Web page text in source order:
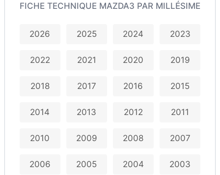
FICHE TECHNIQUE MAZDA3 PAR MILLÉSIME
2026 2025 2024 2023
2022 2021 2020 2019
2018 2017 2016 2015
2014 2013 2012 2011
2010 2009 2008 2007
2006 2005 2004 2003